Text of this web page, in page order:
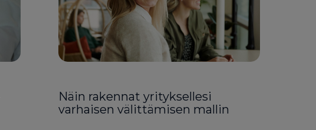
Näin rakennat yrityksellesi
varhaisen välittämisen mallin